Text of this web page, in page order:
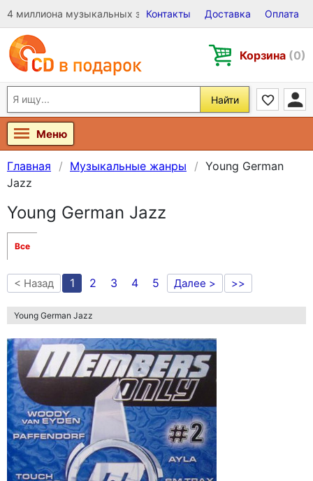
4 миллиона музыкальных записей на Виниле, CD и DVD
Контакты Доставка Оплата
Корзина (0)
Найти
Меню
Главная Музыкальные жанры
Young German
Jazz
Young German Jazz
Все
< Назад 1 2 3 4 5 Далее > >>
Young German Jazz